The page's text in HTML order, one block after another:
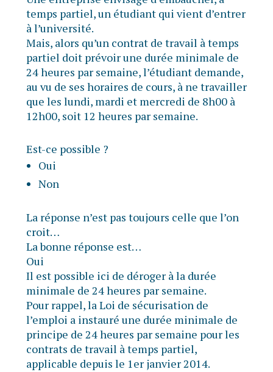
temps partiel, un étudiant qui vient d’entrer
à l’université.
Mais, alors qu’un contrat de travail à temps
partiel doit prévoir une durée minimale de
24 heures par semaine, l’étudiant demande,
au vu de ses horaires de cours, à ne travailler
que les lundi, mardi et mercredi de 8h00 à
12h00, soit 12 heures par semaine.
Est-ce possible ?
Oui
Non
La réponse n’est pas toujours celle que l’on
croit…
La bonne réponse est…
Oui
Il est possible ici de déroger à la durée
minimale de 24 heures par semaine.
Pour rappel, la Loi de sécurisation de
l’emploi a instauré une durée minimale de
principe de 24 heures par semaine pour les
contrats de travail à temps partiel,
applicable depuis le 1er janvier 2014.